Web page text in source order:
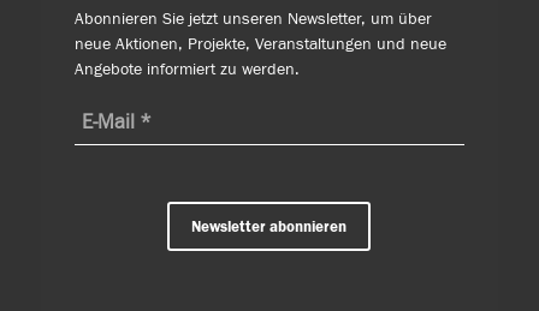
Abonnieren Sie jetzt unseren Newsletter, um über
neue Aktionen, Projekte, Veranstaltungen und neue
Angebote informiert zu werden.
Newsletter abonnieren